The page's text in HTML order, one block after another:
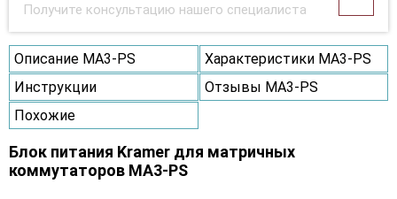
Получите консультацию нашего специалиста
Описание MA3-PS
Характеристики MA3-PS
Инструкции
Отзывы MA3-PS
Похожие
Блок питания Kramer для матричных
коммутаторов MA3-PS